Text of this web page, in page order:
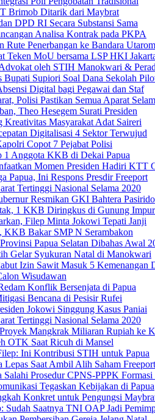
Brimob Ditarik dari Maybrat
DPD RI Secara Substansi Sama
Analisa Kontrak pada PKPA
Penerbangan ke Bandara Utarom
Teken MoU bersama LSP HKI
oleh STIH Manokwari &
Supiori Soal Dana Sekolah
Digital bagi Pegawai dan Staf
Polisi Pastikan Semua Aparat
Theo Hesegem Surati Presiden
Masyarakat Adat Saireri
Digitalisasi 4 Sektor Terwujud
Copot 7 Pejabat Polisi
1 Anggota KKB di Dekai Papua
Momen Presiden Hadiri KTT
Papua, Ini Respons Presdir Freeport
Tertinggi Nasional Selama 2020
Resmikan GKI Bahtera Pasirido
1 KKB Diringkus di Gunung
Filep Minta Jokowi Tepati Janji
KKB Bakar SMP N Serambakon
Papua Selatan Dibahas Awal
Gelar Syukuran Natal di Manokwari
Izin Sawit Masuk 5 Kemenangan
Wisudawan
Konflik Bersenjata di Papua
Bencana di Pesisir Rufei
Jokowi Singgung Kasus Paniai
Tertinggi Nasional Selama 2020
Mangkrak Miliaran Rupiah ke
OTK Saat Ricuh di Mansel
Ini Kontribusi STIH untuk Papua
Lepas Saat Ambil Alih Saham Freeport
Salahi Prosedur CPNS-PPPK Formasi
Tegaskan Kebijakan di Papua
Konkret untuk Pengungsi
Sudah Saatnya TNI OAP Jadi